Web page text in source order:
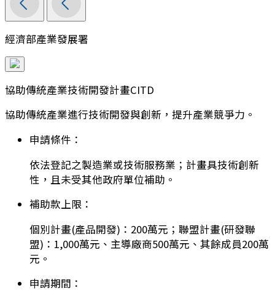
經濟部產業發展署
協助傳統產業技術開發計畫CITD
協助傳統產業進行技術開發與創新，提升產業競爭力。
申請條件：
依法登記之製造業或技術服務業；計畫具技術創新
性，且未受其他政府單位補助。
補助款上限：
個別計畫(產品開發)：200萬元；聯盟計畫(研發聯
盟)：1,000萬元、主導廠商500萬元、其餘成員200萬
元。
申請期間：